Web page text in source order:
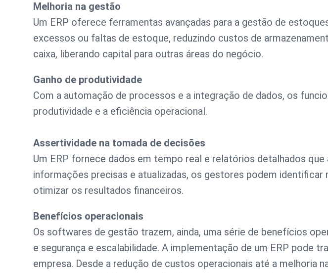
Melhoria na gestão
Um ERP oferece ferramentas avançadas para a gestão de
excessos ou faltas de estoque, reduzindo custos de
caixa, liberando capital para outras áreas do negócio.
Ganho de produtividade
Com a automação de processos e a integração de dados, os
produtividade e a eficiência operacional.
Assertividade na tomada de decisões
Um ERP fornece dados em tempo real e relatórios detalhados
informações precisas e atualizadas, os gestores podem
otimizar os resultados financeiros.
Benefícios operacionais
Os softwares de gestão trazem, ainda, uma série de benefícios
e segurança e escalabilidade. A implementação de um ERP pode
empresa. Desde a redução de custos operacionais até a melhoria